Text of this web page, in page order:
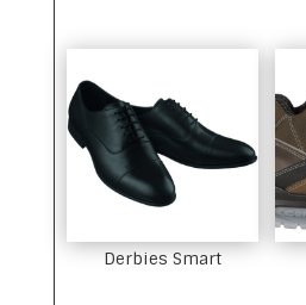
Derbies Smart